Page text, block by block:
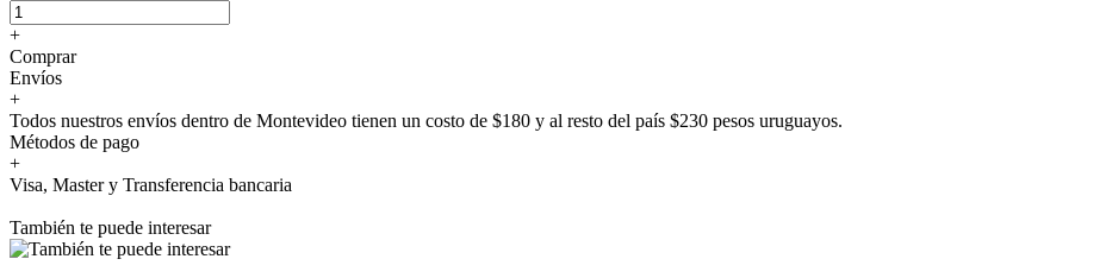
+
Comprar
Envíos
+
Todos nuestros envíos dentro de Montevideo tienen un costo de $180 y al resto del país $230 pesos uruguayos.
Métodos de pago
+
Visa, Master y Transferencia bancaria
También te puede interesar